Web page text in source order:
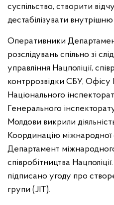
суспільство, створити
дестабілізувати
Оперативники
розслідувань спільно зі
управління Нацполіції,
контррозвідки СБУ,
Національного
Генерального
Молдови викрили
Координацію міжнародної
Департамент
співробітництва
підписано угоду про
групи (JIT).